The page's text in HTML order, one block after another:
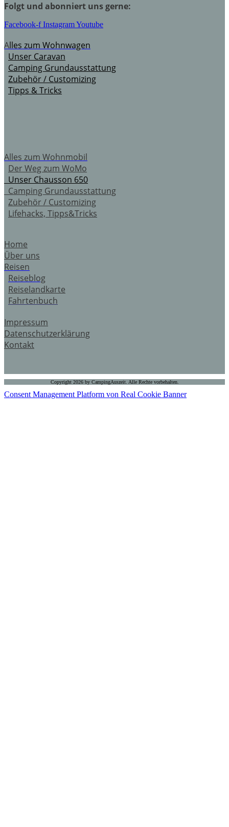
Folgt und abonniert uns gerne:
Facebook-f InstagramYoutube
Alles zum Wohnwagen
Unser Caravan
Camping Grundausstattung
Zubehör / Customizing
Tipps & Tricks
Alles zum Wohnmobil
Der Weg zum WoMo
Unser Chausson 650
Camping Grundausstattung
Zubehör / Customizing
Lifehacks, Tipps&Tricks
Home
Über uns
Reisen
Reiseblog
Reiselandkarte
Fahrtenbuch
Impressum
Datenschutzerklärung
Kontakt
Copyright 2026 by CampingAuszeit. Alle Rechte vorbehalten.
Consent Management Platform von Real Cookie Banner